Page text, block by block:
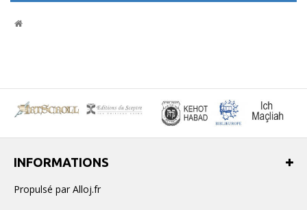
INFORMATIONS
Propulsé par Alloj.fr